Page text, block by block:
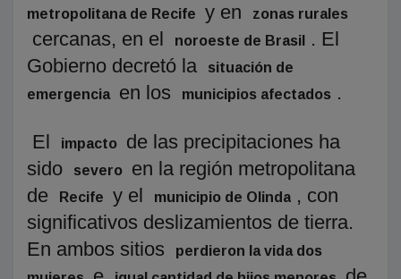
metropolitana de Recife
y en zonas rurales
cercanas, en el noroeste de Brasil
. El
Gobierno decretó la
situación de
emergencia en los municipios afectados .
El impacto
de las precipitaciones ha
sido
severo
en la región metropolitana
de
Recife y el municipio de Olinda , con
significativos deslizamientos de tierra.
En ambos sitios
perdieron la vida dos